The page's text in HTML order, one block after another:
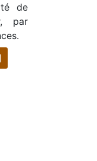
de
par